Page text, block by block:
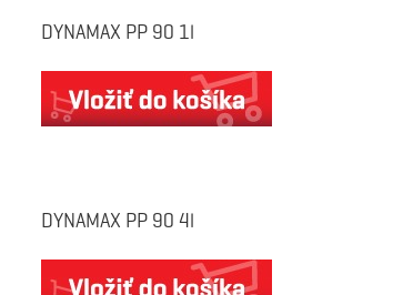
DYNAMAX PP 90 1l
DYNAMAX PP 90 4l